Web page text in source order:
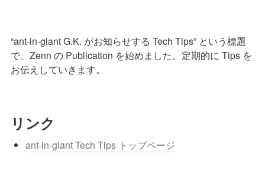
“ant-in-giant G.K. がお知らせする Tech Tips” という標題
で、Zenn の Publication を始めました。定期的に Tips を
お伝えしていきます。
リンク
ant-in-giant Tech Tips トップページ